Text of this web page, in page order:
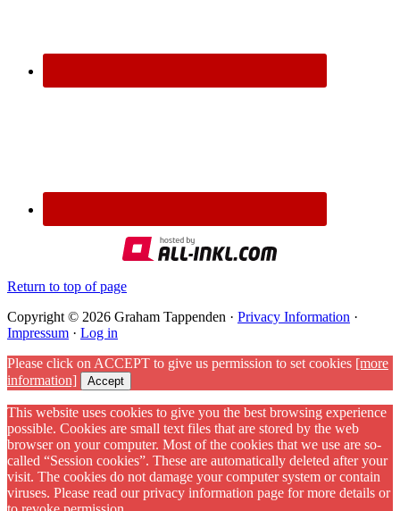
Return to top of page
Copyright © 2026 Graham Tappenden · Privacy Information ·
Impressum · Log in
Please click on ACCEPT to give us permission to set cookies [more
information]
Accept
This website uses cookies to give you the best browsing experience
possible. Cookies are small text files that are stored by the web
browser on your computer. Most of the cookies that we use are so-
called “Session cookies”. These are automatically deleted after your
visit. The cookies do not damage your computer system or contain
viruses. Please read our privacy information page for more details or